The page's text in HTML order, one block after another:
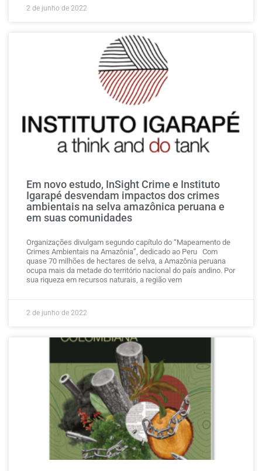
2 de junho de 2022
Em novo estudo, InSight Crime e Instituto
Igarapé desvendam impactos dos crimes
ambientais na selva amazônica peruana e
em suas comunidades
Organizações divulgam segundo capítulo do “Mapeamento de
Crimes Ambientais na Amazônia”, dedicado ao Peru Com
quase 70 milhões de hectares de selva, a Amazônia peruana
ocupa mais da metade do território nacional do país andino. Por
sua riqueza em recursos naturais, a região vem
2 de junho de 2022